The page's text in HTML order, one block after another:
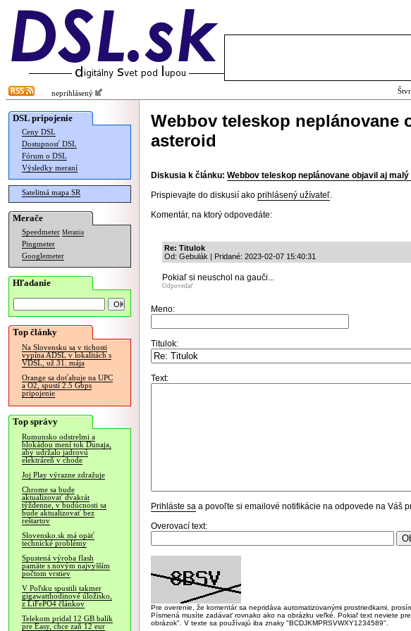
neprihlásený
DSL pripojenie
Ceny DSL
Dostupnosť DSL
Fórum o DSL
Výsledky meraní
Satelitná mapa SR
Merače
Speedmeter Merania
Pingmeter
Googlemeter
Hľadanie
Top články
Na Slovensku sa v tichosti
vypína ADSL v lokalitách s
VDSL, už 31. mája
Orange sa doťahuje na UPC
a O2, spustí 2.5 Gbps
pripojenie
Top správy
Rumunsko odstrelmi a
blokádou mení tok Dunaja,
aby udržalo jadrovú
elektráreň v chode
Joj Play výrazne zdražuje
Chrome sa bude
aktualizovať dvakrát
týždenne, v budúcnosti sa
bude aktualizovať bez
reštartov
Slovensko.sk má opäť
technické problémy
Spustená výroba flash
pamäte s novým najvyšším
počtom vrstiev
V Poľsku spustili takmer
gigawatthodinové úložisko,
z LiFePO4 článkov
Telekom pridal 12 GB balík
pre Easy, chce zaň 12 eur
Webbov teleskop neplánovane
asteroid
Diskusia k článku: Webbov teleskop neplánovane objavil aj malý
Prispievajte do diskusií ako prihlásený užívateľ.
Komentár, na ktorý odpovedáte:
Re: Titulok
Od: Gebulák | Pridané: 2023-02-07 15:40:31
Pokiaľ si neuschol na gauči...
Odpovedať
Meno:
Titulok:
Text:
Prihláste sa a povoľte si emailové notifikácie na odpovede na Váš
Overovací text:
Pre overenie, že komentár sa nepridáva automatizovanými prostriedkami,
Písmená musíte zadávať rovnako ako na obrázku veľké. Pokiaľ text neviete
obrázok". V texte sa používajú iba znaky "BCDJKMPRSVWXY1234589".